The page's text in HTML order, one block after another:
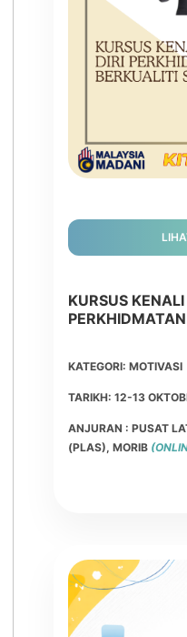
KURSUS
KATEGORI: MOTIVASI
TARIKH: 12-13
ANJURAN : PUSAT
(PLAS), MORIB